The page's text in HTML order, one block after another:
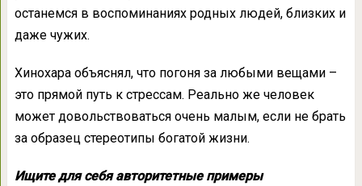
останемся в воспоминаниях родных людей, близких и
даже чужих.
Хинохара объяснял, что погоня за любыми вещами –
это прямой путь к стрессам. Реально же человек
может довольствоваться очень малым, если не брать
за образец стереотипы богатой жизни.
Ищите для себя авторитетные примеры